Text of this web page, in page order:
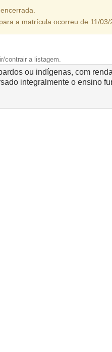
a matrícula ocorreu de 11/03/
contrair a listagem.
ou indígenas, com
integralmente o ensino